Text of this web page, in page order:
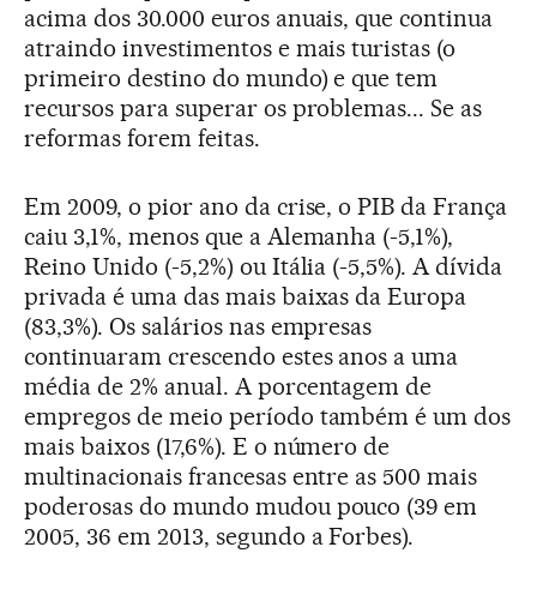
acima dos 30.000 euros anuais, que continua
atraindo investimentos e mais turistas (o
primeiro destino do mundo) e que tem
recursos para superar os problemas... Se as
reformas forem feitas.
Em 2009, o pior ano da crise, o PIB da França
caiu 3,1%, menos que a Alemanha (-5,1%),
Reino Unido (-5,2%) ou Itália (-5,5%). A dívida
privada é uma das mais baixas da Europa
(83,3%). Os salários nas empresas
continuaram crescendo estes anos a uma
média de 2% anual. A porcentagem de
empregos de meio período também é um dos
mais baixos (17,6%). E o número de
multinacionais francesas entre as 500 mais
poderosas do mundo mudou pouco (39 em
2005, 36 em 2013, segundo a Forbes).